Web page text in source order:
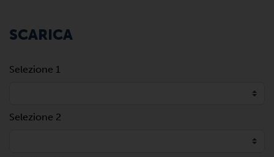
SCARICA
Selezione 1
Selezione 2